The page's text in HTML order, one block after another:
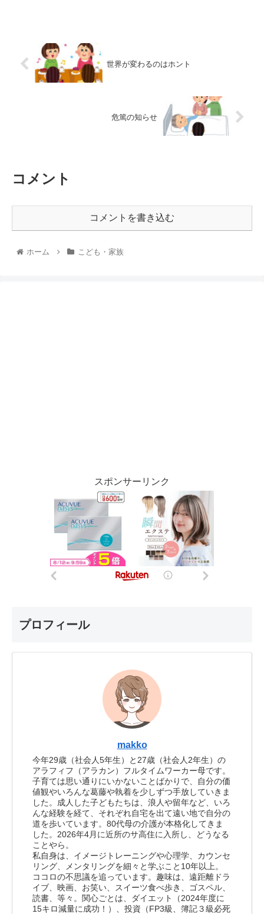
世界が変わるのはホント
危篤の知らせ
コメント
コメントを書き込む
ホーム こども・家族
スポンサーリンク
プロフィール
makko
今年29歳（社会人5年生）と27歳（社会人2年生）の
アラフィフ（アラカン）フルタイムワーカー母です。
子育ては思い通りにいかないことばかりで、自分の価
値観やいろんな葛藤や執着を少しずつ手放していきま
した。成人した子どもたちは、浪人や留年など、いろ
んな経験を経て、それぞれ自宅を出て遠い地で自分の
道を歩いています。80代母の介護が本格化してきま
した。2026年4月に近所のサ高住に入所し、どうなる
ことやら。
私自身は、イメージトレーニングや心理学、カウンセ
リング、メンタリングを細々と学ぶこと10年以上。
ココロの不思議を追っています。趣味は、遠距離ドラ
イブ、映画、お笑い、スイーツ食べ歩き、ゴスペル、
読書、等々。関心ごとは、ダイエット（2024年度に
15キロ減量に成功！）、投資（FP3級、簿記３級必死